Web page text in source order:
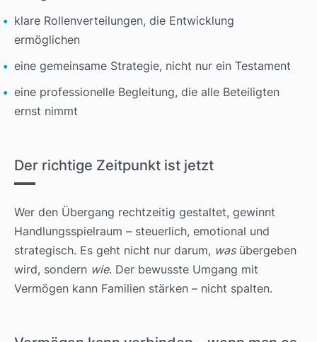
klare Rollenverteilungen, die Entwicklung
ermöglichen
eine gemeinsame Strategie, nicht nur ein Testament
eine professionelle Begleitung, die alle Beteiligten
ernst nimmt
Der richtige Zeitpunkt ist jetzt
Wer den Übergang rechtzeitig gestaltet, gewinnt
Handlungsspielraum – steuerlich, emotional und
strategisch. Es geht nicht nur darum, wasübergeben
wird, sondern wie. Der bewusste Umgang mit
Vermögen kann Familien stärken – nicht spalten.